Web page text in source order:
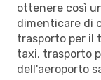
ottenere così
dimenticare di
trasporto per il
taxi, trasporto
dell'aeroporto